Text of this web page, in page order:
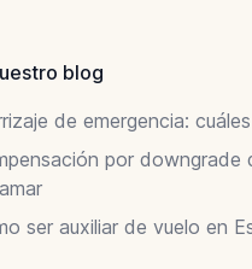
blog
de emergencia:
por downgrade
ser auxiliar de vuelo en